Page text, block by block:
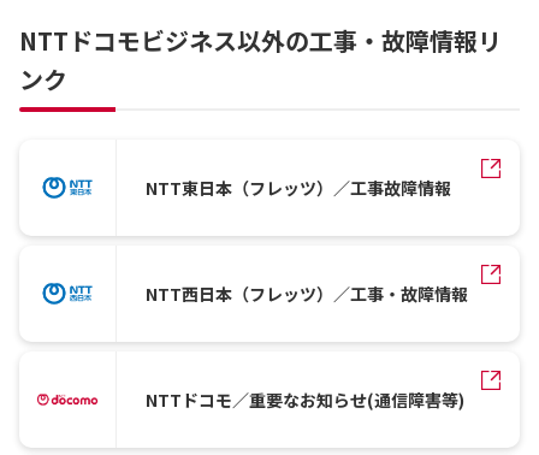
NTTドコモビジネス以外の工事・故障情報リ
ンク
NTT東日本（フレッツ）／工事故障情報
NTT西日本（フレッツ）／工事・故障情報
NTTドコモ／重要なお知らせ(通信障害等)